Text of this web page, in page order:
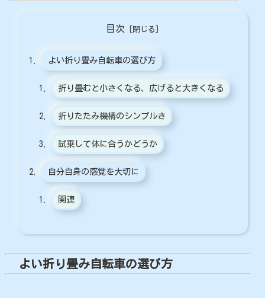
目次
よい折り畳み自転車の選び方
折り畳むと小さくなる、広げると大きくなる
折りたたみ機構のシンプルさ
試乗して体に合うかどうか
自分自身の感覚を大切に
関連
よい折り畳み自転車の選び方